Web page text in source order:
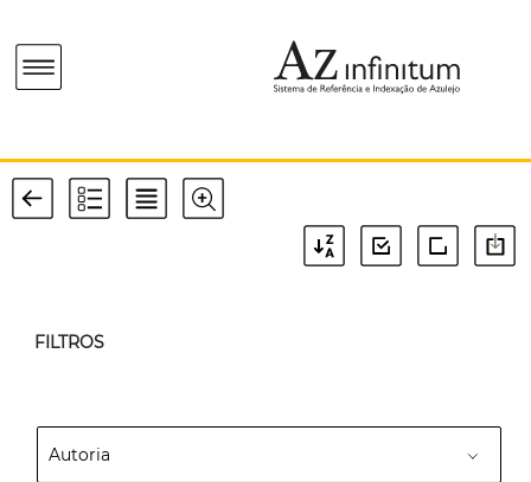
FILTROS
Autoria